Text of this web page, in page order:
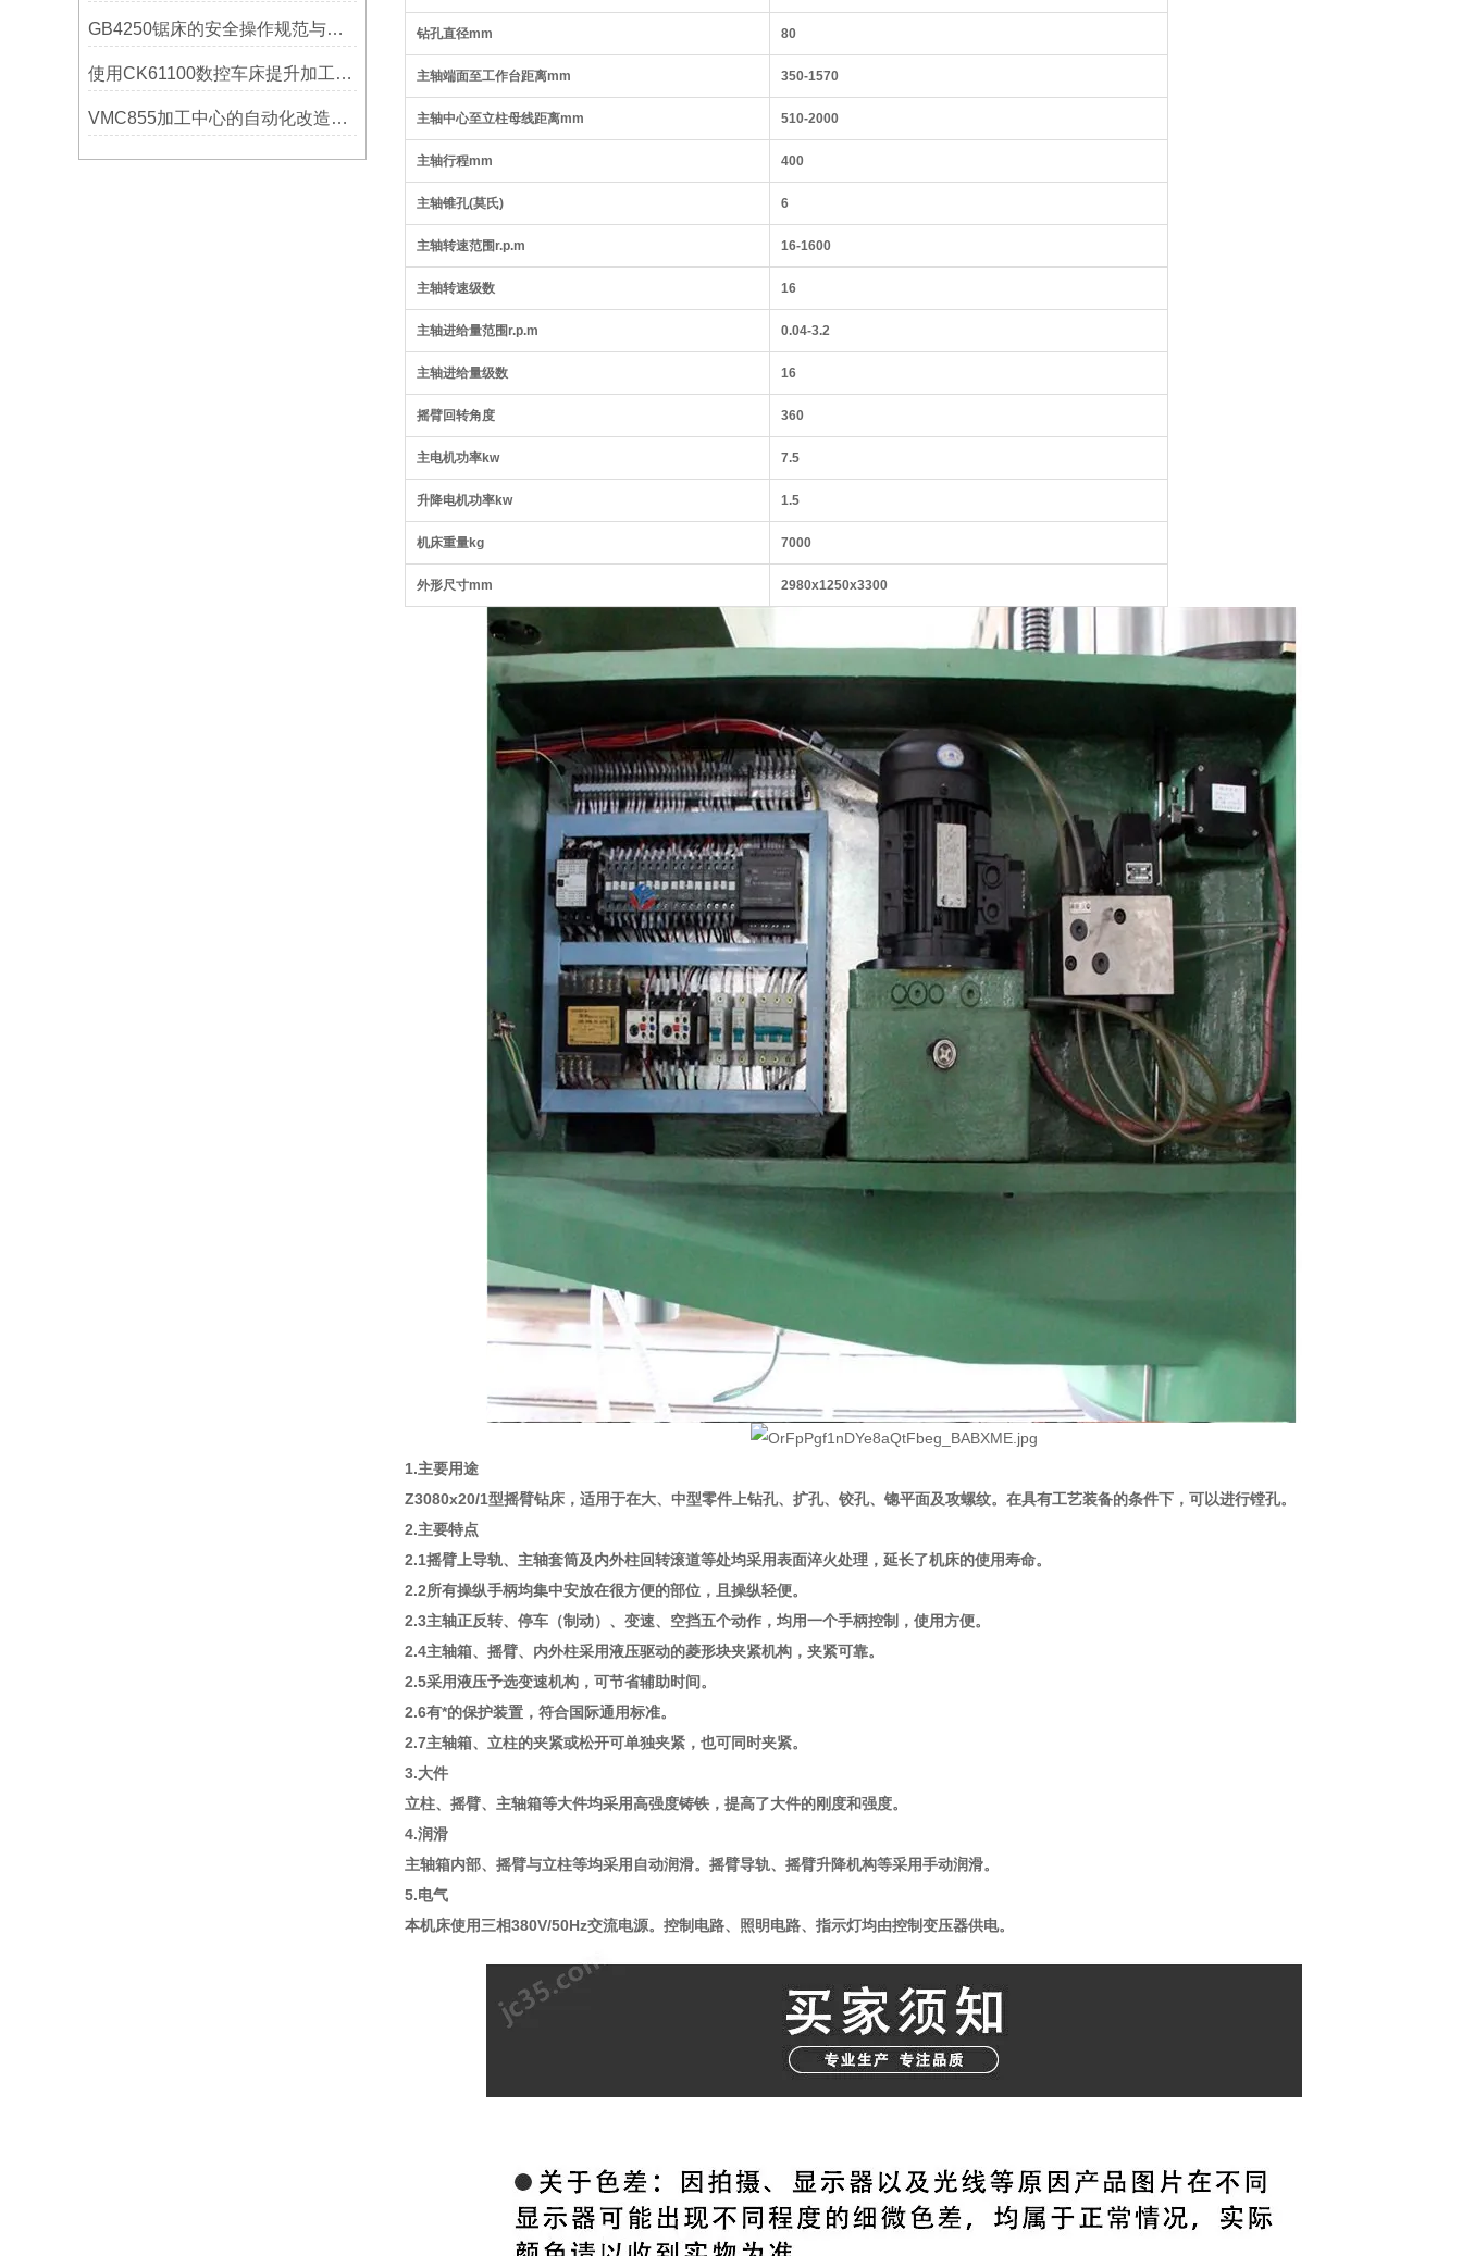
GB4250锯床的安全操作规范与注意事项
使用CK61100数控车床提升加工精度的方法
VMC855加工中心的自动化改造与智能化应用说明
钻孔直径mm 80
主轴端面至工作台距离mm 350-1570
主轴中心至立柱母线距离mm 510-2000
主轴行程mm 400
主轴锥孔(莫氏) 6
主轴转速范围r.p.m 16-1600
主轴转速级数 16
主轴进给量范围r.p.m 0.04-3.2
主轴进给量级数 16
摇臂回转角度 360
主电机功率kw 7.5
升降电机功率kw 1.5
机床重量kg 7000
外形尺寸mm 2980x1250x3300
1.主要用途
Z3080x20/1型摇臂钻床，适用于在大、中型零件上钻孔、扩孔、铰孔、锪平面及攻螺纹。在具有工艺装备的条件下，可以进行镗孔。
2.主要特点
2.1摇臂上导轨、主轴套筒及内外柱回转滚道等处均采用表面淬火处理，延长了机床的使用寿命。
2.2所有操纵手柄均集中安放在很方便的部位，且操纵轻便。
2.3主轴正反转、停车（制动）、变速、空挡五个动作，均用一个手柄控制，使用方便。
2.4主轴箱、摇臂、内外柱采用液压驱动的菱形块夹紧机构，夹紧可靠。
2.5采用液压予选变速机构，可节省辅助时间。
2.6有*的保护装置，符合国际通用标准。
2.7主轴箱、立柱的夹紧或松开可单独夹紧，也可同时夹紧。
3.大件
立柱、摇臂、主轴箱等大件均采用高强度铸铁，提高了大件的刚度和强度。
4.润滑
主轴箱内部、摇臂与立柱等均采用自动润滑。摇臂导轨、摇臂升降机构等采用手动润滑。
5.电气
本机床使用三相380V/50Hz交流电源。控制电路、照明电路、指示灯均由控制变压器供电。